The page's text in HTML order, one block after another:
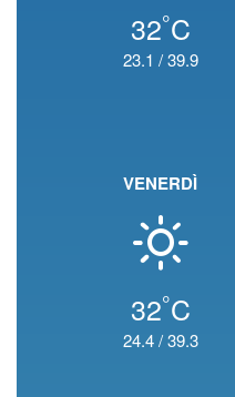
32°C
23.1 /39.9
VENERDÌ
32°C
24.4/39.3